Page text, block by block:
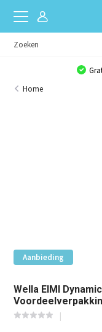
Home
Aanbieding
Wella EIMI